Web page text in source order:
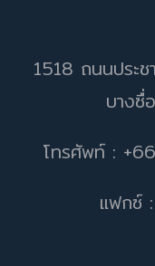
1518 ถนนประ
บาง
โทรศัพท์ :
แฟกซ์